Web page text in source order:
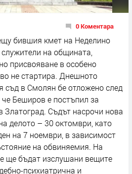
0 Коментара
бившия кмет на Неделино
на общината,
присвояване в особено
не стартира. Днешното
съд в Смолян бе отложено след
Беширов е постъпил за
Златоград. Съдът насрочи нова
делото – 30 октомври, като
на 7 ноември, в зависимост
на обвиняемия. На
ще бъдат изслушани вещите
психиатрична и